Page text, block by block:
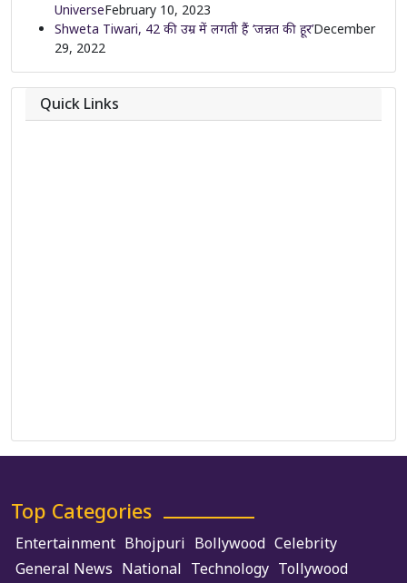
UniverseFebruary 10, 2023
Shweta Tiwari, 42 की उम्र में लगती हैं ‘जन्नत की हूर’December
29, 2022
Quick Links
Top Categories
Entertainment Bhojpuri Bollywood Celebrity
General News National Technology Tollywood